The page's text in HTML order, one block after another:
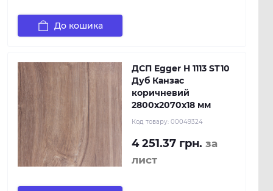
До кошика
ДСП Egger H 1113 ST10
Дуб Канзас
коричневий
2800х2070х18 мм
Код товару: 00049324
4 251.37 грн. за
лист